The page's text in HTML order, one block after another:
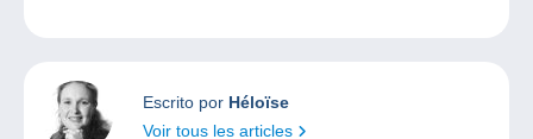
Escrito por Héloïse
Voir tous les articles